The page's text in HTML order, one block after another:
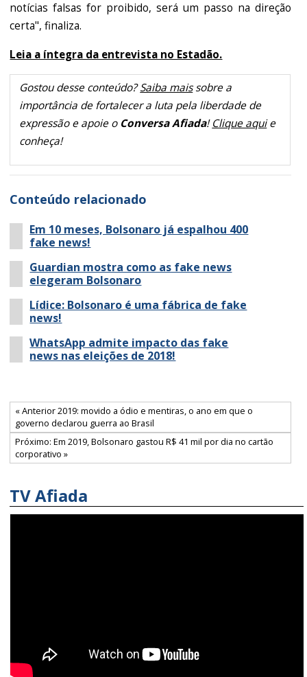
notícias falsas for proibido, será um passo na direção
certa", finaliza.
Leia a íntegra da entrevista no Estadão.
Gostou desse conteúdo?Saiba maissobre a
importância de fortalecer a luta pela liberdade de
expressão e apoie o Conversa Afiada!Clique aquie
conheça!
Conteúdo relacionado
Em 10 meses, Bolsonaro já espalhou 400
fake news!
Guardian mostra como as fake news
elegeram Bolsonaro
Lídice: Bolsonaro é uma fábrica de fake
news!
WhatsApp admite impacto das fake
news nas eleições de 2018!
« Anterior 2019: movido a ódio e mentiras, o ano em que o
governo declarou guerra ao Brasil
Próximo: Em 2019, Bolsonaro gastou R$ 41 mil por dia no cartão
corporativo »
TV Afiada